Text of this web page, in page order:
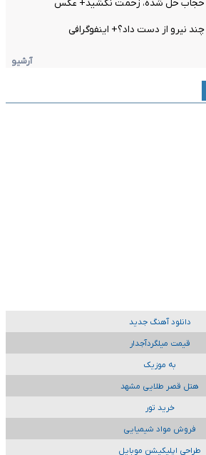
حجاب حل شده، زحمت نکشید+ عکس
چند نیرو از دست داد؟+ اینفوگرافی
آرشیو
دانلود آهنگ جدید
قیمت میلگردآجدار
به موزیک
هتل قصر طلایی مشهد
خرید تور
فروش مواد شیمیایی
طراحی اپلیکیشن موبایل